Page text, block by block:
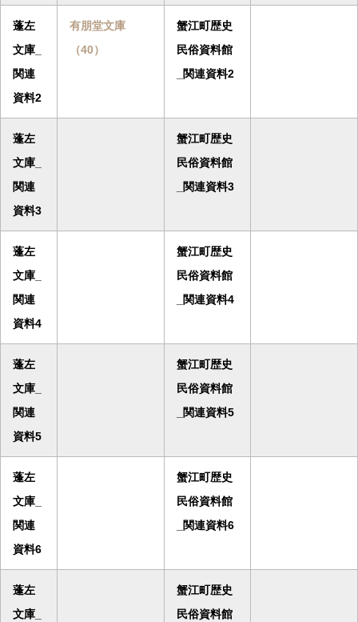
蓬左
文庫_
関連
資料2
有朋堂文庫
（40）
蟹江町歴史
民俗資料館
_関連資料2
蓬左
文庫_
関連
資料3
蟹江町歴史
民俗資料館
_関連資料3
蓬左
文庫_
関連
資料4
蟹江町歴史
民俗資料館
_関連資料4
蓬左
文庫_
関連
資料5
蟹江町歴史
民俗資料館
_関連資料5
蓬左
文庫_
関連
資料6
蟹江町歴史
民俗資料館
_関連資料6
蓬左
文庫_
蟹江町歴史
民俗資料館